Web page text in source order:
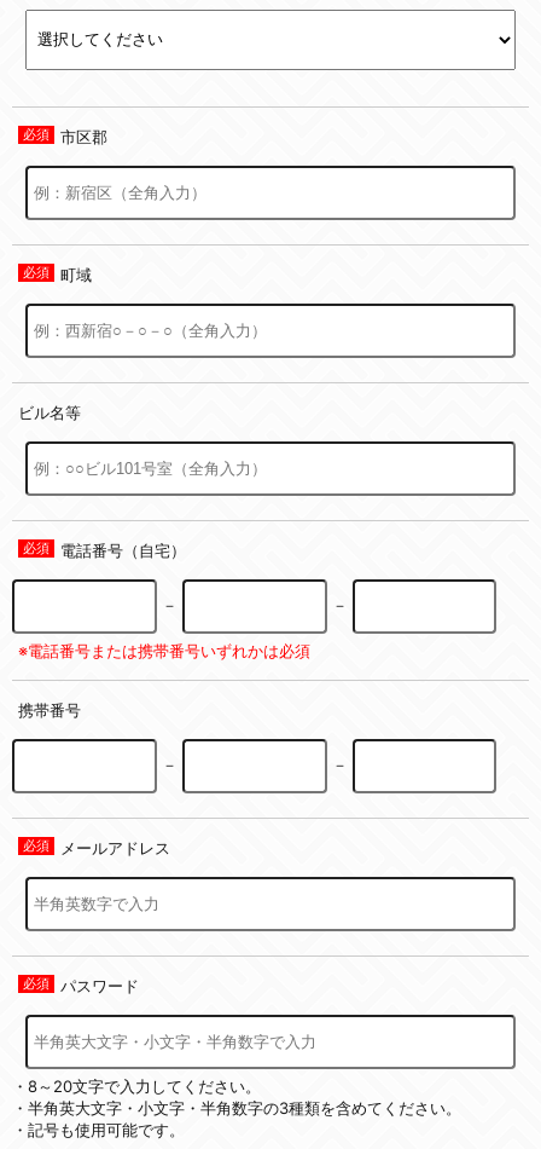
市区郡
町域
ビル名等
電話番号（自宅）
－ －
※電話番号または携帯番号いずれかは必須
携帯番号
－ －
メールアドレス
パスワード
・8～20文字で入力してください。
・半角英大文字・小文字・半角数字の3種類を含めてください。
・記号も使用可能です。